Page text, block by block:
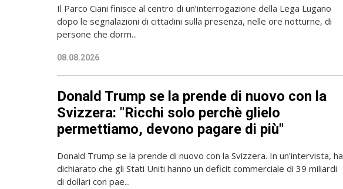
Il Parco Ciani finisce al centro di un’interrogazione della Lega Lugano
dopo le segnalazioni di cittadini sulla presenza, nelle ore notturne, di
persone che dorm...
08.08.2026
Donald Trump se la prende di nuovo con la
Svizzera: "Ricchi solo perchè glielo
permettiamo, devono pagare di più"
Donald Trump se la prende di nuovo con la Svizzera. In un'intervista, ha
dichiarato che gli Stati Uniti hanno un deficit commerciale di 39 miliardi
di dollari con pae...